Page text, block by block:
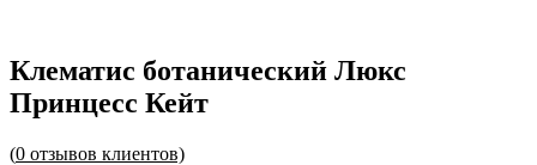
Клематис ботанический Люкс
Принцесс Кейт
(0 отзывов клиентов)